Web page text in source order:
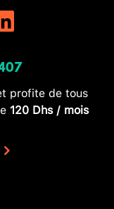
profite de tous
120 Dhs / mois